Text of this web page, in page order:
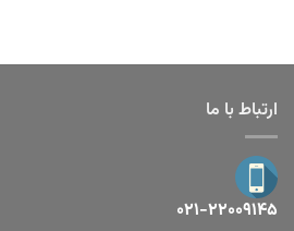
ارتباط با ما
۰۲۱-۲۲۰۰۹۱۴۵